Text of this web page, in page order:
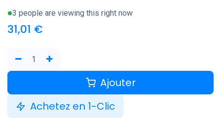
3 people are viewing this right now
31,01 €
Ajouter
Achetez en 1-Clic